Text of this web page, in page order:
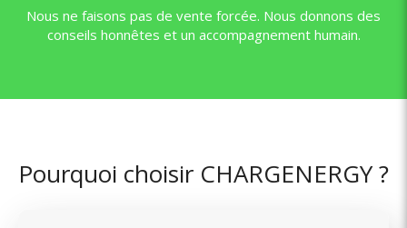
Nous ne faisons pas de vente forcée. Nous donnons des
conseils honnêtes et un accompagnement humain.
Pourquoi choisir CHARGENERGY ?